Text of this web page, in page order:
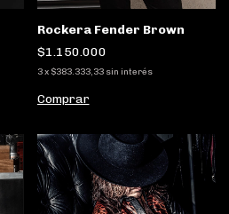
Rockera Fender Brown
$1.150.000
3 x $383.333,33 sin interés
Comprar